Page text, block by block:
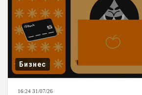
Бизнес
16:24 31/07/26